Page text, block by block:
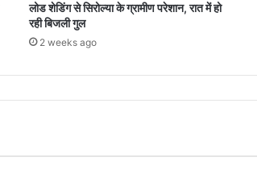
लोड शेडिंग से सिरोल्या के ग्रामीण परेशान, रात में हो
रही बिजली गुल
2 weeks ago